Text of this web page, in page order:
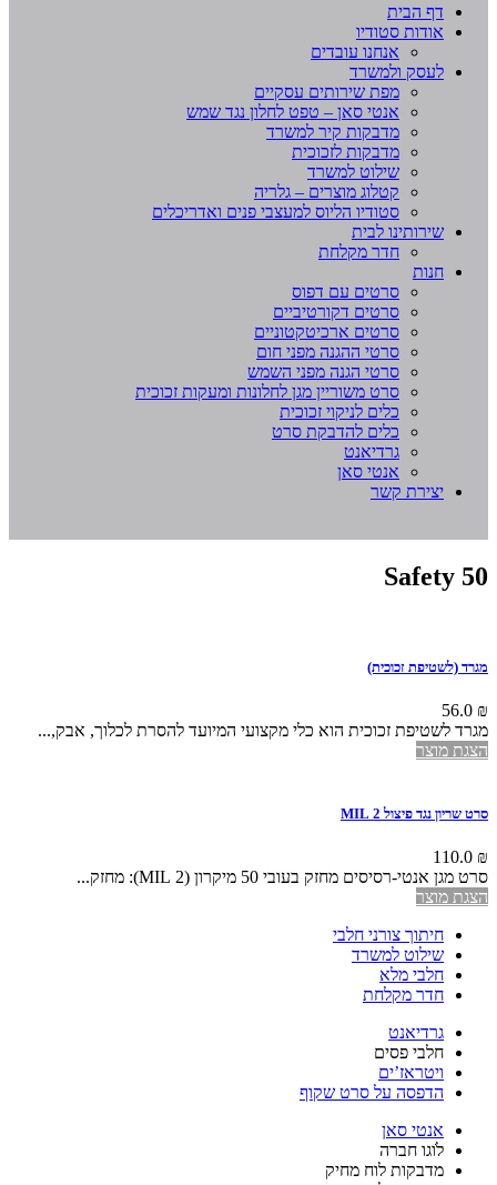
דף הבית
אודות סטודיו
אנחנו עובדים
לעסק ולמשרד
מפת שירותים עסקיים
אנטי סאן – טפט לחלון נגד שמש
מדבקות קיר למשרד
מדבקות לזכוכית
שילוט למשרד
קטלוג מוצרים – גלריה
סטודיו הליוס למעצבי פנים ואדריכלים
שירותינו לבית
חדר מקלחת
חנות
סרטים עם דפוס
סרטים דקורטיביים
סרטים ארכיטקטוניים
סרטי ההגנה מפני חום
סרטי הגנה מפני השמש
סרט משוריין מגן לחלונות ומעקות זכוכית
כלים לניקוי זכוכית
כלים להדבקת סרט
גרדיאנט
אנטי סאן
יצירת קשר
Safety 50
מגרד (לשטיפת זכוכית)
56.0 ₪
מגרד לשטיפת זכוכית הוא כלי מקצועי המיועד להסרת לכלוך, אבק,...
הצגת מוצר
סרט שריון נגד פיצול 2 MIL
110.0 ₪
סרט מגן אנטי-רסיסים מחזק בעובי 50 מיקרון (2 MIL): מחזק...
הצגת מוצר
חיתוך צורני חלבי
שילוט למשרד
חלבי מלא
חדר מקלחת
גרדיאנט
חלבי פסים
ויטראז’ים
הדפסה על סרט שקוף
אנטי סאן
לֹוגו חברה
מדבקות לוח מחיק